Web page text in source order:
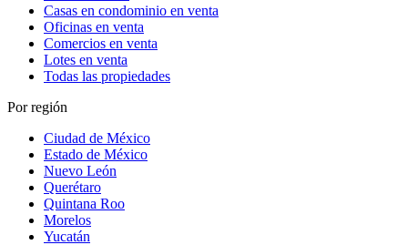
Casas en condominio en venta
Oficinas en venta
Comercios en venta
Lotes en venta
Todas las propiedades
Por región
Ciudad de México
Estado de México
Nuevo León
Querétaro
Quintana Roo
Morelos
Yucatán